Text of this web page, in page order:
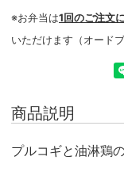
※お弁当は1回のご注文
いただけます（オードブ
商品説明
プルコギと油淋鶏